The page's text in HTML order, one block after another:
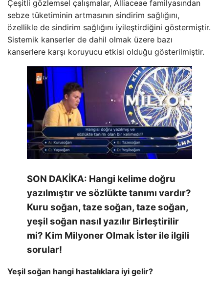
Çeşitli gözlemsel çalışmalar, Alliaceae familyasından
sebze tüketiminin artmasının sindirim sağlığını,
özellikle de sindirim sağlığını iyileştirdiğini göstermiştir.
Sistemik kanserler de dahil olmak üzere bazı
kanserlere karşı koruyucu etkisi olduğu gösterilmiştir.
SON DAKİKA: Hangi kelime doğru
yazılmıştır ve sözlükte tanımı vardır?
Kuru soğan, taze soğan, taze soğan,
yeşil soğan nasıl yazılır Birleştirilir
mi? Kim Milyoner Olmak İster ile ilgili
sorular!
Yeşil soğan hangi hastalıklara iyi gelir?